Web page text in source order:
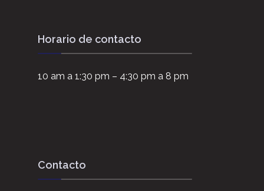
Horario de contacto
10 am a 1:30 pm – 4:30 pm a 8 pm
Contacto